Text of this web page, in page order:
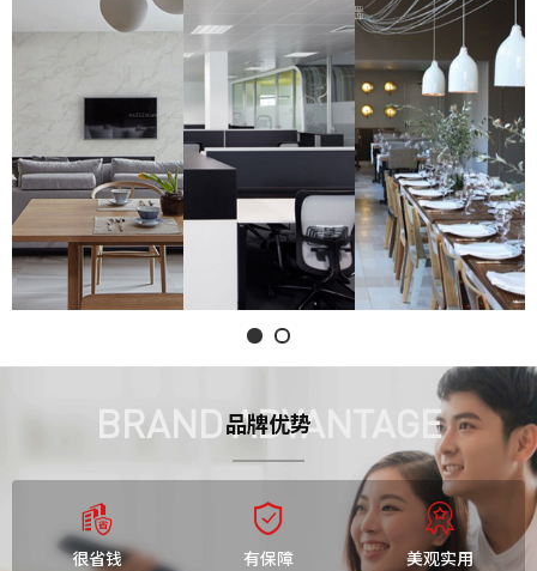
BRAND ADVANTAGE
品牌优势
很省钱 有保障 美观实用